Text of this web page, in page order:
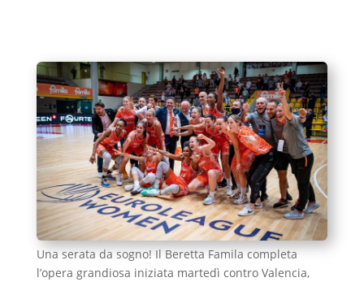
Una serata da sogno! Il Beretta Famila completa
l’opera grandiosa iniziata martedì contro Valencia,